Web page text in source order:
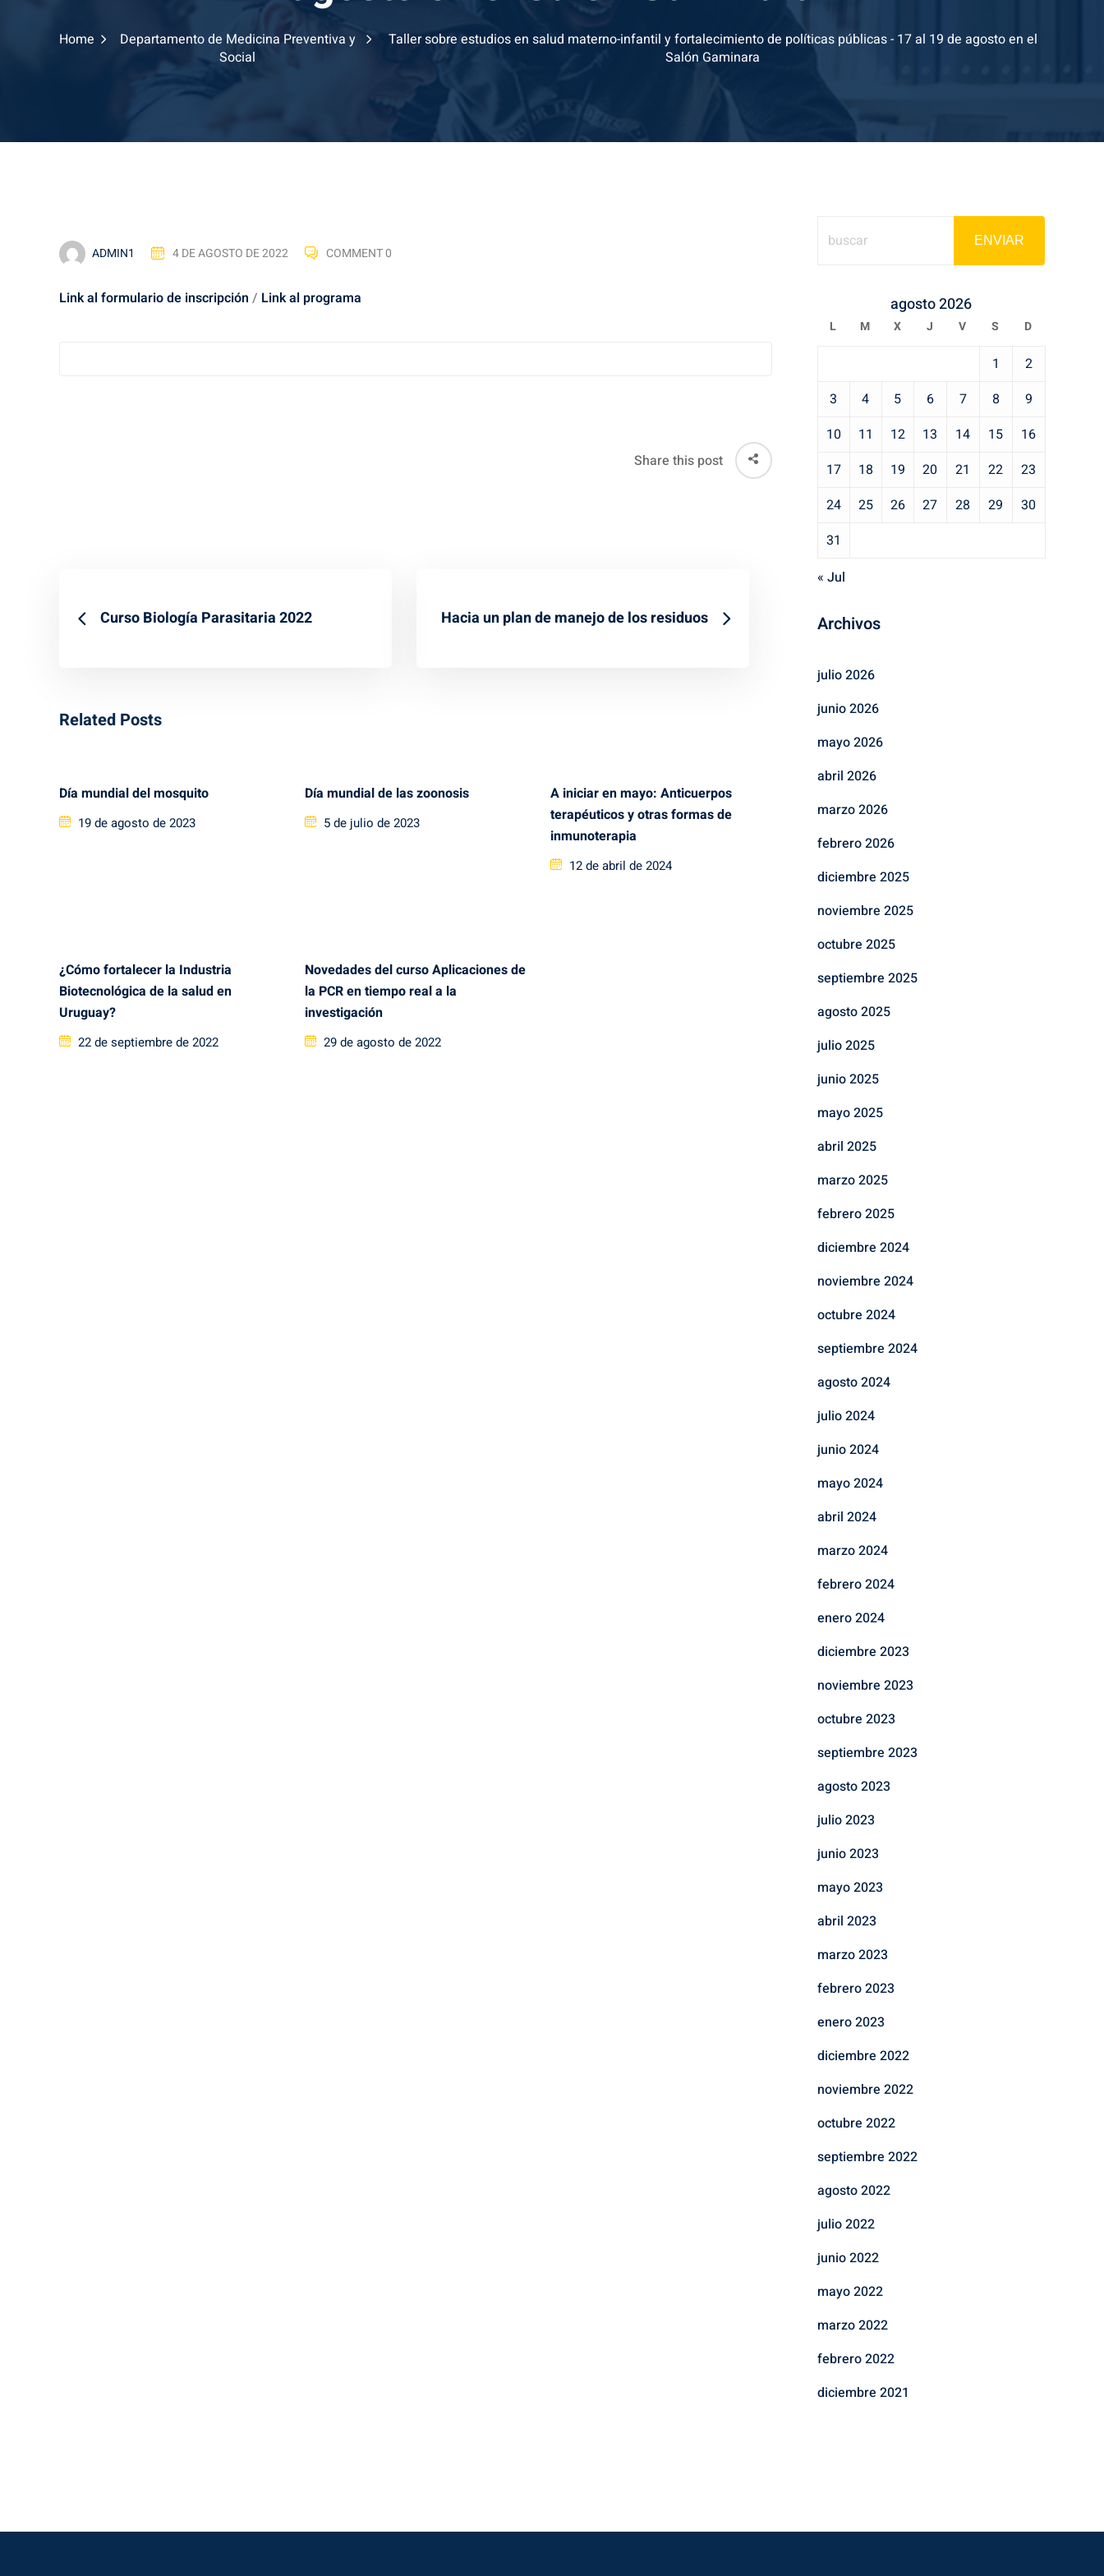
Home
Departamento de Medicina Preventiva y
Social
Taller sobre estudios en salud materno-infantil y fortalecimiento de políticas públicas - 17 al 19 de agosto en el
Salón Gaminara
ADMIN1 4 DE AGOSTO DE 2022 COMMENT 0
Link al formulario de inscripción / Link al programa
Share this post
Curso Biología Parasitaria 2022 Hacia un plan de manejo de los residuos
Related Posts
Día mundial del mosquito
Posted
19 de agosto de 2023
Día mundial de las zoonosis
Posted
5 de julio de 2023
A iniciar en mayo: Anticuerpos
terapéuticos y otras formas de
inmunoterapia
Posted
12 de abril de 2024
¿Cómo fortalecer la Industria
Biotecnológica de la salud en
Uruguay?
Posted
22 de septiembre de 2022
Novedades del curso Aplicaciones de
la PCR en tiempo real a la
investigación
Posted
29 de agosto de 2022
ENVIAR
agosto 2026
L M X J V S D
1
2
3
4 5 6 7 8
9
10
11 12 13 14 15
16
17
18 19 20 21 22
23
24
25 26 27 28 29
30
31
« Jul
Archivos
julio 2026
junio 2026
mayo 2026
abril 2026
marzo 2026
febrero 2026
diciembre 2025
noviembre 2025
octubre 2025
septiembre 2025
agosto 2025
julio 2025
junio 2025
mayo 2025
abril 2025
marzo 2025
febrero 2025
diciembre 2024
noviembre 2024
octubre 2024
septiembre 2024
agosto 2024
julio 2024
junio 2024
mayo 2024
abril 2024
marzo 2024
febrero 2024
enero 2024
diciembre 2023
noviembre 2023
octubre 2023
septiembre 2023
agosto 2023
julio 2023
junio 2023
mayo 2023
abril 2023
marzo 2023
febrero 2023
enero 2023
diciembre 2022
noviembre 2022
octubre 2022
septiembre 2022
agosto 2022
julio 2022
junio 2022
mayo 2022
marzo 2022
febrero 2022
diciembre 2021